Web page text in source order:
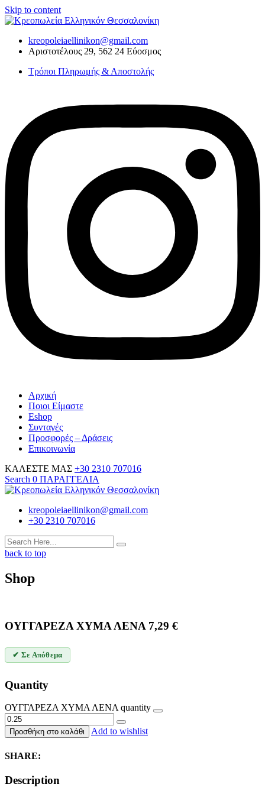
Skip to content
kreopoleiaellinikon@gmail.com
Αριστοτέλους 29, 562 24 Εύοσμος
Τρόποι Πληρωμής & Αποστολής
Αρχική
Ποιοι Είμαστε
Eshop
Συνταγές
Προσφορές – Δράσεις
Επικοινωνία
ΚΑΛΕΣΤΕ ΜΑΣ +30 2310 707016
Search 0 ΠΑΡΑΓΓΕΛΙΑ
kreopoleiaellinikon@gmail.com
+30 2310 707016
back to top
Shop
ΟΥΓΓΑΡΕΖΑ ΧΥΜΑ ΛΕΝΑ 7,29 €
✔ Σε Απόθεμα
Quantity
ΟΥΓΓΑΡΕΖΑ ΧΥΜΑ ΛΕΝΑ quantity
Προσθήκη στο καλάθι Add to wishlist
SHARE:
Description